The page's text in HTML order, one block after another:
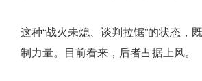
这种“战火未熄、谈判拉锯”的状态
制力量。目前看来，后者占据上风。